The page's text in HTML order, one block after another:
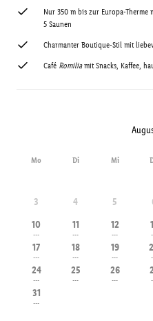
Nur 350 m bis zur Europa-Therme
5 Saunen
Charmanter Boutique-Stil mit
Café Romiliamit Snacks, Kaffee,
Mo Di Mi
3
4 5
10
---
11
---
12
---
17
---
18
---
19
---
24
---
25
---
26
---
31
---